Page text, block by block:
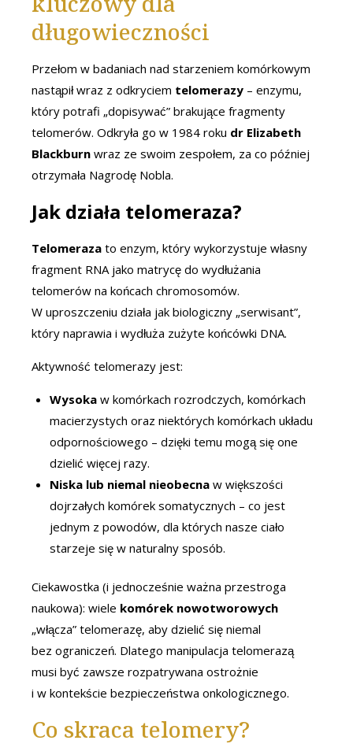
długowieczności
Przełom w badaniach nad starzeniem komórkowym
nastąpił wraz z odkryciem telomerazy – enzymu,
który potrafi „dopisywać” brakujące fragmenty
telomerów. Odkryła go w 1984 roku dr Elizabeth
Blackburn wraz ze swoim zespołem, za co później
otrzymała Nagrodę Nobla.
Jak działa telomeraza?
Telomeraza to enzym, który wykorzystuje własny
fragment RNA jako matrycę do wydłużania
telomerów na końcach chromosomów.
W uproszczeniu działa jak biologiczny „serwisant”,
który naprawia i wydłuża zużyte końcówki DNA.
Aktywność telomerazy jest:
Wysokaw komórkach rozrodczych, komórkach
macierzystych oraz niektórych komórkach układu
odpornościowego – dzięki temu mogą się one
dzielić więcej razy.
Niska lub niemal nieobecnaw większości
dojrzałych komórek somatycznych – co jest
jednym z powodów, dla których nasze ciało
starzeje się w naturalny sposób.
Ciekawostka (i jednocześnie ważna przestroga
naukowa): wiele komórek nowotworowych
„włącza” telomerazę, aby dzielić się niemal
bez ograniczeń. Dlatego manipulacja telomerazą
musi być zawsze rozpatrywana ostrożnie
i w kontekście bezpieczeństwa onkologicznego.
Co skraca telomery?